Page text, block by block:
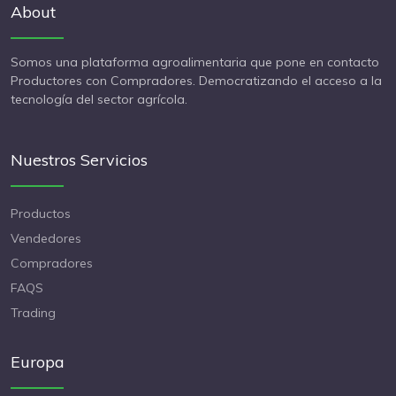
About
Somos una plataforma agroalimentaria que pone en contacto
Productores con Compradores. Democratizando el acceso a la
tecnología del sector agrícola.
Nuestros Servicios
Productos
Vendedores
Compradores
FAQS
Trading
Europa